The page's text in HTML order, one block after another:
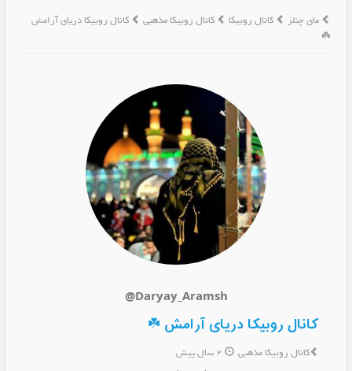
مای چنلز کانال روبیکا کانال روبیکا مذهبی
کانال روبیکا دریای آرامش
☘️
@Daryay_Aramsh
کانال روبیکا دریای آرامش ☘️
کانال روبیکا مذهبی